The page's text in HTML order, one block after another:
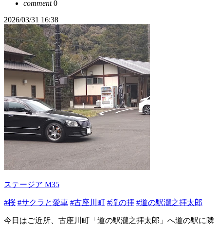
comment0
2026/03/31 16:38
ステージア M35
#桜 #サクラと愛車 #古座川町 #滝の拝 #道の駅瀧之拝太郎
今日はご近所、古座川町「道の駅瀧之拝太郎」へ道の駅に隣